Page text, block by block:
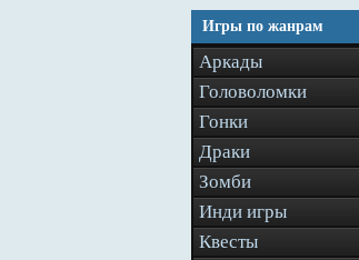
Игры по жанрам
Аркады
Головоломки
Гонки
Драки
Зомби
Инди игры
Квесты